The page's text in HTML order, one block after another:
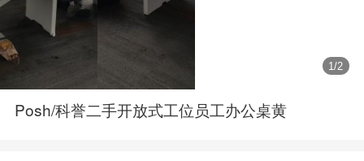
1/2
Posh/科誉二手开放式工位员工办公桌黄